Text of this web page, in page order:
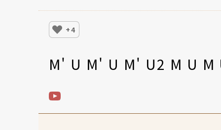
+4
M' U M' U M' U2 M U M